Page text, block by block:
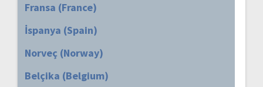
Fransa (France)
İspanya (Spain)
Norveç (Norway)
Belçika (Belgium)